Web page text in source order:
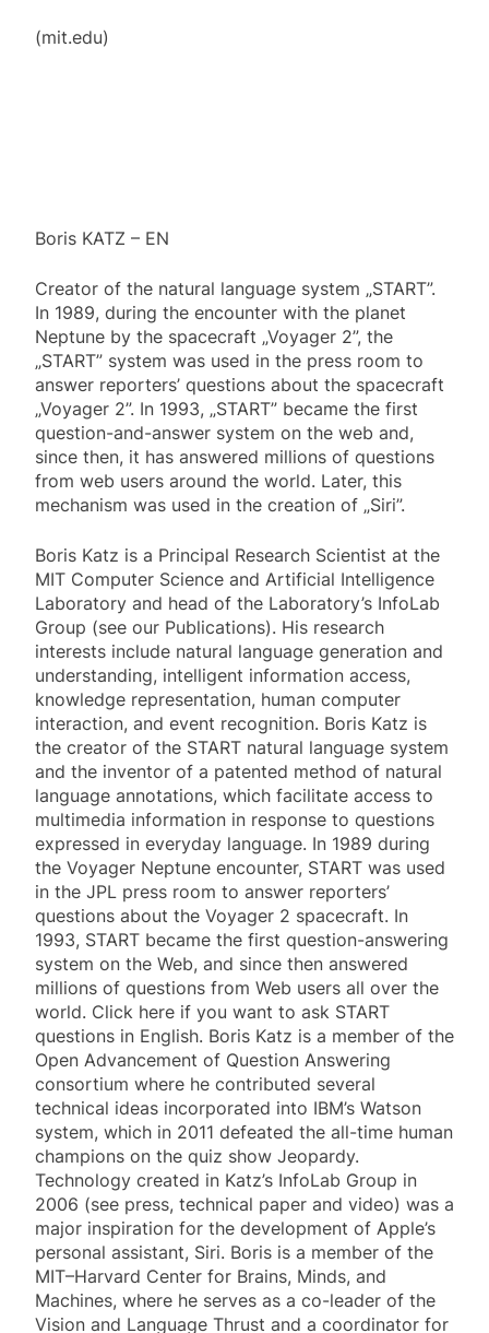
(mit.edu)
Boris KATZ – EN
Creator of the natural language system „START”.
In 1989, during the encounter with the planet
Neptune by the spacecraft „Voyager 2”, the
„START” system was used in the press room to
answer reporters’ questions about the spacecraft
„Voyager 2”. In 1993, „START” became the first
question-and-answer system on the web and,
since then, it has answered millions of questions
from web users around the world. Later, this
mechanism was used in the creation of „Siri”.
Boris Katz is a Principal Research Scientist at the
MIT Computer Science and Artificial Intelligence
Laboratory and head of the Laboratory’s InfoLab
Group (see our Publications). His research
interests include natural language generation and
understanding, intelligent information access,
knowledge representation, human computer
interaction, and event recognition. Boris Katz is
the creator of the START natural language system
and the inventor of a patented method of natural
language annotations, which facilitate access to
multimedia information in response to questions
expressed in everyday language. In 1989 during
the Voyager Neptune encounter, START was used
in the JPL press room to answer reporters’
questions about the Voyager 2 spacecraft. In
1993, START became the first question-answering
system on the Web, and since then answered
millions of questions from Web users all over the
world. Click here if you want to ask START
questions in English. Boris Katz is a member of the
Open Advancement of Question Answering
consortium where he contributed several
technical ideas incorporated into IBM’s Watson
system, which in 2011 defeated the all-time human
champions on the quiz show Jeopardy.
Technology created in Katz’s InfoLab Group in
2006 (see press, technical paper and video) was a
major inspiration for the development of Apple’s
personal assistant, Siri. Boris is a member of the
MIT–Harvard Center for Brains, Minds, and
Machines, where he serves as a co-leader of the
Vision and Language Thrust and a coordinator for